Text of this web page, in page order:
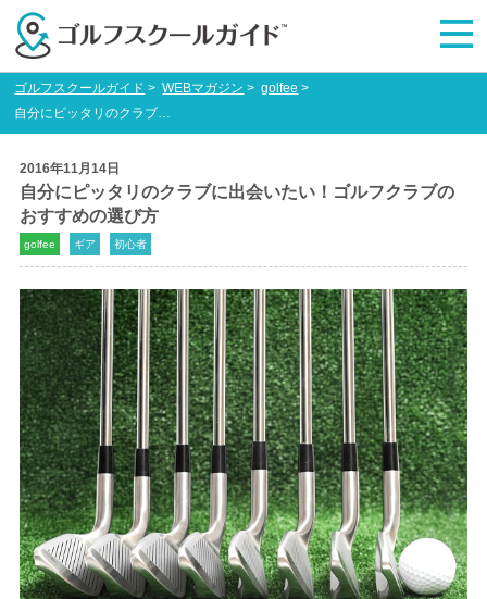
ゴルフスクールガイド > WEBマガジン > golfee >
自分にピッタリのクラブに出会いたい！ゴルフクラブのおすすめの選び方
2016年11月14日
自分にピッタリのクラブに出会いたい！ゴルフクラブの
おすすめの選び方
golfee ギア 初心者